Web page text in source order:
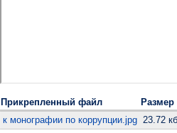
Прикрепленный файл
Размер
к монографии по коррупции.jpg 23.72 кб